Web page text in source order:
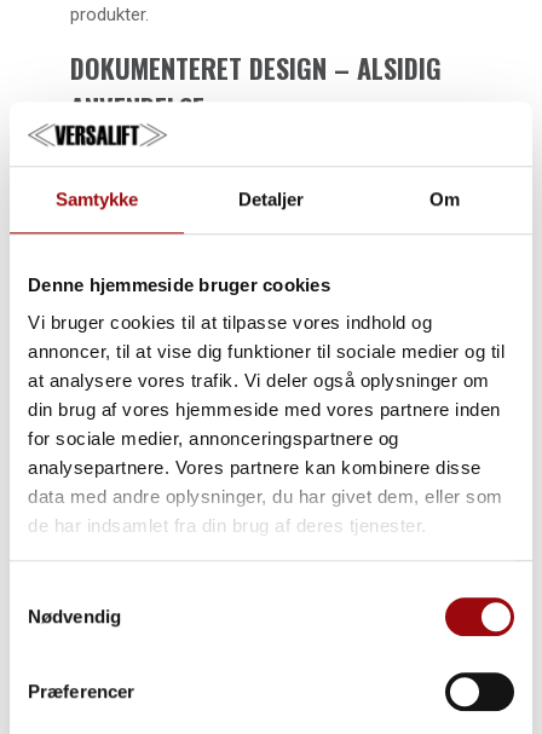
Samtykke Detaljer Om
Denne hjemmeside bruger cookies
Vi bruger cookies til at tilpasse vores indhold og
annoncer, til at vise dig funktioner til sociale medier og til
at analysere vores trafik. Vi deler også oplysninger om
din brug af vores hjemmeside med vores partnere inden
for sociale medier, annonceringspartnere og
analysepartnere. Vores partnere kan kombinere disse
data med andre oplysninger, du har givet dem, eller som
de har indsamlet fra din brug af deres tjenester.
Nødvendig
Præferencer
produkter.
DOKUMENTERET DESIGN – ALSIDIG
ANVENDELSE
V-170:Med17 metersarbejdshøjde er V-170
begrænset adgangog leverer fremragende
manøvredygtighed samt effektiv daglig drift.
V-200:Med20 metersarbejdshøjde
kombinerer denne flådefokuserede løsning
stærk rækkevidde, generøs nyttelast
optimerede køreegenskaber til alsidige opgaver.
VA-200-F:
En knækarmslift med alsidig jib
, der
tilbyder maksimal fleksibilitettil en bred vifte
2026 den 2.–4. juni
opgaver i by- og infrastrukturmiljøer. De første